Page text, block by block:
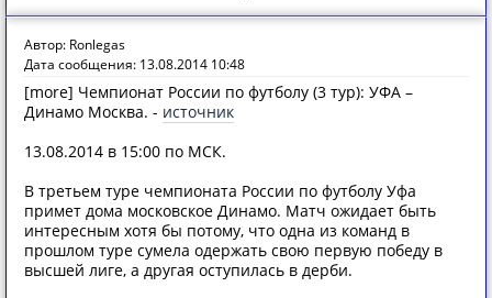
Автор: Ronlegas
Дата сообщения: 13.08.2014 10:48
[more] Чемпионат России по футболу (3 тур): УФА –
Динамо Москва. - источник
13.08.2014 в 15:00 по МСК.
В третьем туре чемпионата России по футболу Уфа
примет дома московское Динамо. Матч ожидает быть
интересным хотя бы потому, что одна из команд в
прошлом туре сумела одержать свою первую победу в
высшей лиге, а другая оступилась в дерби.